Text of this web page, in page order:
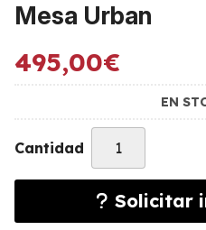
Mesa Urban
495,00€
EN
Cantidad
Solicitar